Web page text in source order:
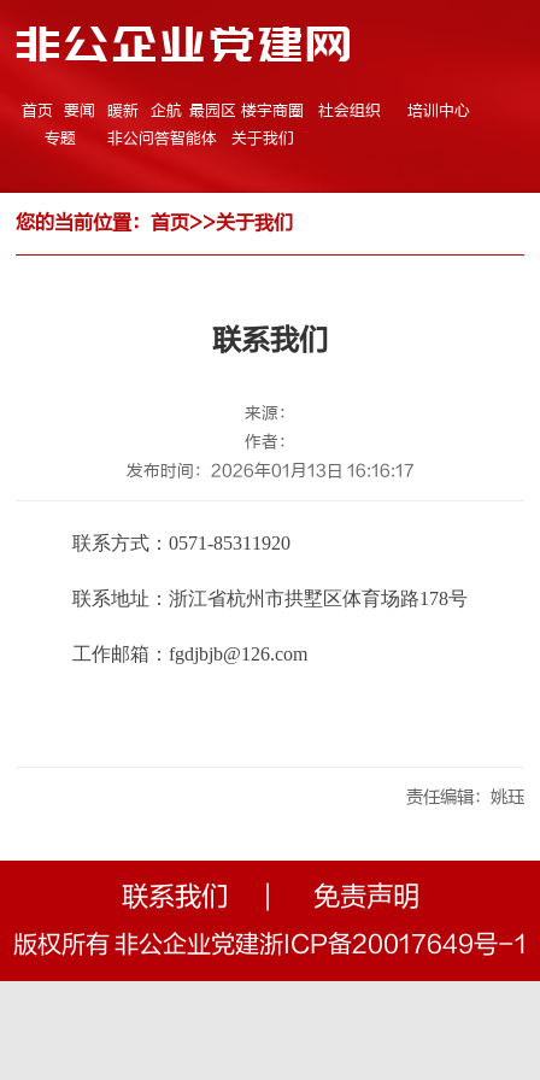
非公企业党建网
首页 要闻 暖新 企航 最园区 楼宇商圈 社会组织
培训中心
专题
非公问答智能体 关于我们
您的当前位置： 首页>>关于我们
联系我们
来源：
作者：
发布时间：2026年01月13日 16:16:17
联系方式：0571-85311920
联系地址：浙江省杭州市拱墅区体育场路178号
工作邮箱：fgdjbjb@126.com
责任编辑：姚珏
联系我们 免责声明
版权所有 非公企业党建浙ICP备20017649号-1